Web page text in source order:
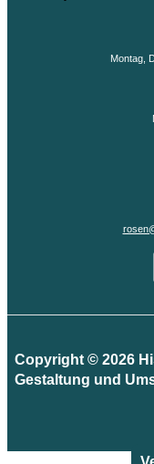
Montag,
Copyright © 2026
Gestaltung und